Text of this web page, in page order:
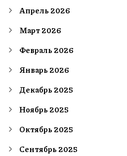
Апрель 2026
Март 2026
Февраль 2026
Январь 2026
Декабрь 2025
Ноябрь 2025
Октябрь 2025
Сентябрь 2025